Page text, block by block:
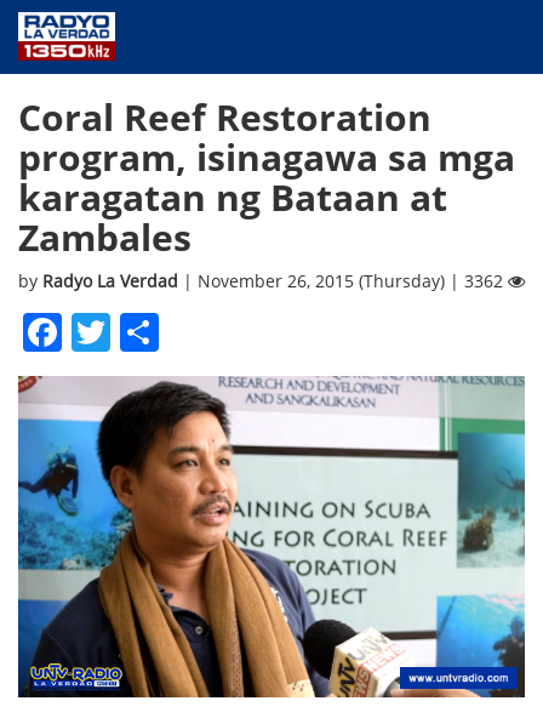
PUBLIC SERVICE
ANNOUNCEMENTS
PROGRAMS
ABOUT
Coral Reef Restoration
program, isinagawa sa mga
karagatan ng Bataan at
Zambales
by Radyo La Verdad | November 26, 2015 (Thursday) | 3362
Facebook
Twitter